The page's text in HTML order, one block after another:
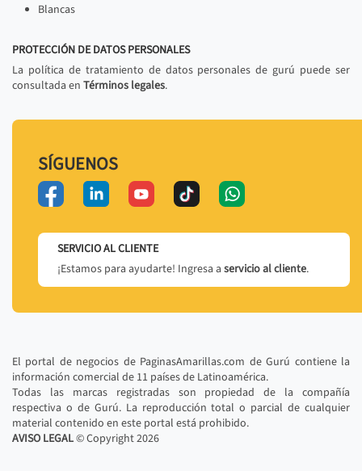
Blancas
PROTECCIÓN DE DATOS PERSONALES
La política de tratamiento de datos personales de gurú puede ser
consultada en Términos legales.
SÍGUENOS
SERVICIO AL CLIENTE
¡Estamos para ayudarte! Ingresa a servicio al cliente.
El portal de negocios de PaginasAmarillas.com de Gurú contiene la
información comercial de 11 países de Latinoamérica.
Todas las marcas registradas son propiedad de la compañía
respectiva o de Gurú. La reproducción total o parcial de cualquier
material contenido en este portal está prohibido.
AVISO LEGAL© Copyright2026